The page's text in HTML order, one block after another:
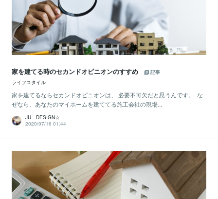
家を建てる時のセカンドオピニオンのすすめ
記事
ライフスタイル
家を建てるならセカンドオピニオンは、 必要不可欠だと思うんです。 な
ぜなら、あなたのマイホームを建ててる施工会社の現場...
JU DESIGN☆
2020/07/16 01:44